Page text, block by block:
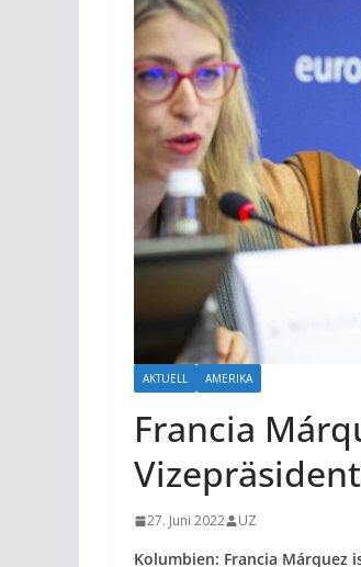
AKTUELL AMERIKA
Francia
27. Juni 2022 UZ
Kolumbien: Francia Márquez